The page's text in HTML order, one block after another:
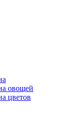
овощей
цветов